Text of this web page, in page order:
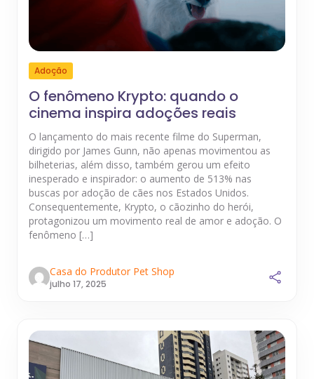
Adoção
O fenômeno Krypto: quando o
cinema inspira adoções reais
O lançamento do mais recente filme do Superman,
dirigido por James Gunn, não apenas movimentou as
bilheterias, além disso, também gerou um efeito
inesperado e inspirador: o aumento de 513% nas
buscas por adoção de cães nos Estados Unidos.
Consequentemente, Krypto, o cãozinho do herói,
protagonizou um movimento real de amor e adoção. O
fenômeno […]
Casa do Produtor Pet Shop
julho 17, 2025